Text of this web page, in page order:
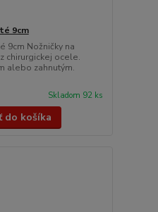
9cm
9cm Nožničky na
chirurgickej ocele.
alebo zahnutým.
Skladom 92 ks
do košíka